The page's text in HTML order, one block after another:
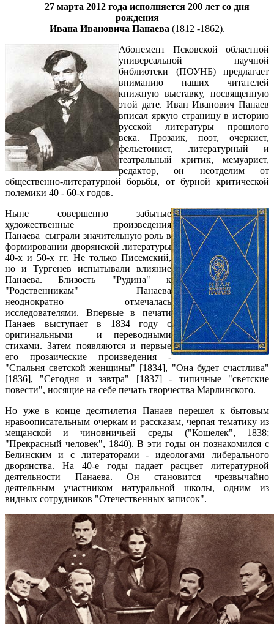
27 марта 2012 года исполняется 200 лет со дня
рождения
Ивана Ивановича Панаева (1812 -1862).
Абонемент Псковской областной
универсальной научной
библиотеки (ПОУНБ) предлагает
вниманию наших читателей
книжную выставку, посвященную
этой дате. Иван Иванович Панаев
вписал яркую страницу в историю
русской литературы прошлого
века. Прозаик, поэт, очеркист,
фельетонист, литературный и
театральный критик, мемуарист,
редактор, он неотделим от
общественно-литературной борьбы, от бурной критической
полемики 40 - 60-х годов.
Ныне совершенно забытые
художественные произведения
Панаева сыграли значительную роль в
формировании дворянской литературы
40-х и 50-х гг. Не только Писемский,
но и Тургенев испытывали влияние
Панаева. Близость "Рудина" к
"Родственникам" Панаева
неоднократно отмечалась
исследователями. Впервые в печати
Панаев выступает в 1834 году с
оригинальными и переводными
стихами. Затем появляются и первые
его прозаические произведения -
"Спальня светской женщины" [1834], "Она будет счастлива"
[1836], "Сегодня и завтра" [1837] - типичные "светские
повести", носящие на себе печать творчества Марлинского.
Но уже в конце десятилетия Панаев перешел к бытовым
нравоописательным очеркам и рассказам, черпая тематику из
мещанской и чиновничьей среды ("Кошелек", 1838;
"Прекрасный человек", 1840). В эти годы он познакомился с
Белинским и с литераторами - идеологами либерального
дворянства. На 40-е годы падает расцвет литературной
деятельности Панаева. Он становится чрезвычайно
деятельным участником натуральной школы,
одним из
видных сотрудников "Отечественных записок".